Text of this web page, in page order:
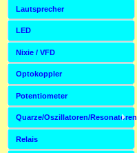
Lautsprecher
LED
Nixie / VFD
Optokoppler
Potentiometer
Quarze/Oszillatoren/Resonatoren
Relais